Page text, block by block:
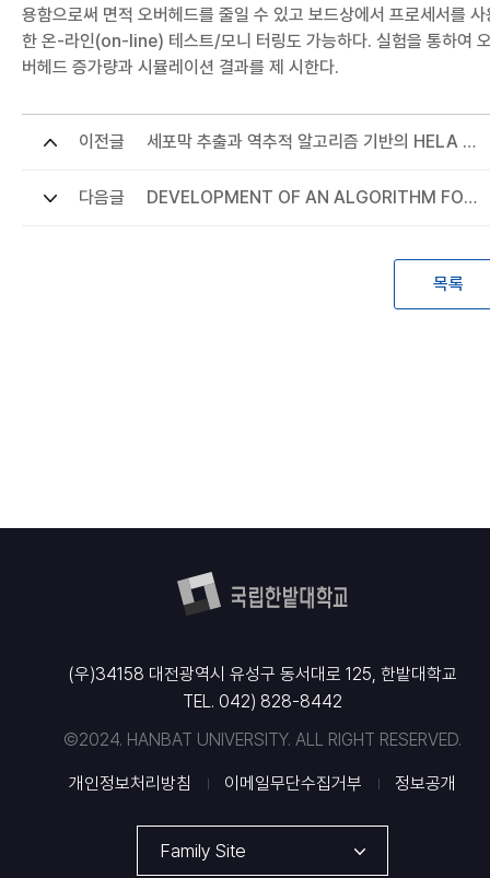
용함으로써 면적 오버헤드를 줄일 수 있고 보드상에서 프로세서를 사
한 온-라인(on-line) 테스트/모니 터링도 가능하다. 실험을 통하여
버헤드 증가량과 시뮬레이션 결과를 제 시한다.
이전글 세포막 추출과 역추적 알고리즘 기반의 HELA 세
다음글 DEVELOPMENT OF AN ALGORITHM FOR
목록
(우)34158 대전광역시 유성구 동서대로 125, 한밭대학교
TEL. 042) 828-8442
©2024. HANBAT UNIVERSITY. ALL RIGHT RESERVED.
개인정보처리방침 이메일무단수집거부 정보공개
Family Site